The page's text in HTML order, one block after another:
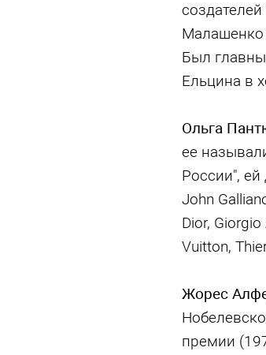
Малашенко
Был
Ельцина в
Ольга
ее
России",
John
Dior,
Vuitton,
Жорес
премии